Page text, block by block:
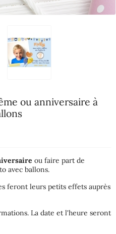
ou anniversaire à
ou faire part de
avec ballons.
feront leurs petits effets auprès
La date et l'heure seront